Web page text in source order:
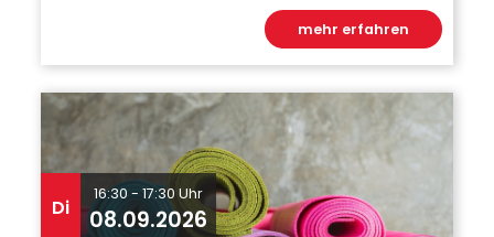
mehr erfahren
Di
16:30 - 17:30 Uhr
08.09.2026